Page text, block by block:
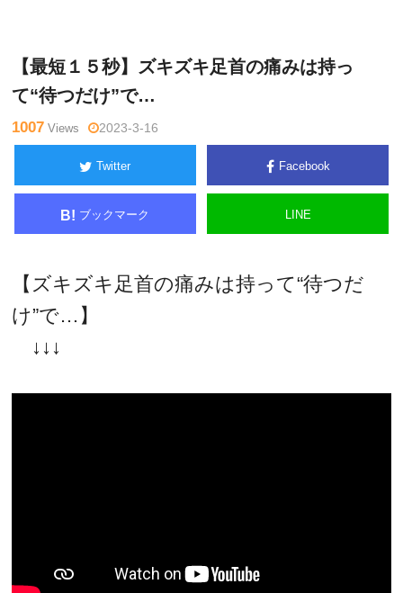
【最短１５秒】ズキズキ足首の痛みは持っ
て“待つだけ”で…
1007 Views 2023-3-16
Twitter Facebook
B! ブックマーク LINE
【ズキズキ足首の痛みは持って“待つだ
け”で…】
↓↓↓